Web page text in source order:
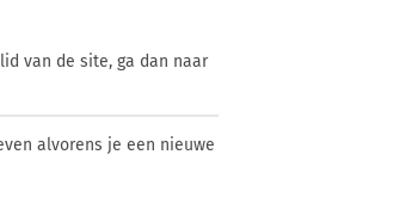
van de site, ga dan naar
alvorens je een nieuwe